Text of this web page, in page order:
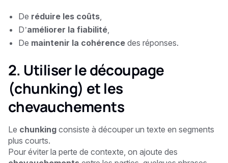
De réduire les coûts
D’améliorer la fiabilité
De maintenir la cohérence des réponses.
2. Utiliser le découpage
(chunking) et les
chevauchements
Le chunking consiste à découper un texte en segments
plus courts.
Pour éviter la perte de contexte, on ajoute des